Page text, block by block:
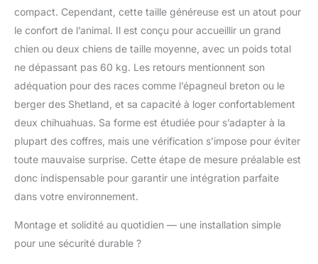
verrouillage de sécurité,
empêche les
ouvertures
accidentelles. De plus,
la stabilité à l'intérieur
du coffre. VOYAGE
FRAIS ET SANS
STRESS : Les grandes
favorisent une
circulation d'air
chien un
compact. Cependant, cette taille généreuse est un atout pour
le confort de l’animal. Il est conçu pour accueillir un grand
chien ou deux chiens de taille moyenne, avec un poids total
ne dépassant pas 60 kg. Les retours mentionnent son
adéquation pour des races comme l’épagneul breton ou le
berger des Shetland, et sa capacité à loger confortablement
deux chihuahuas. Sa forme est étudiée pour s’adapter à la
plupart des coffres, mais une vérification s’impose pour éviter
toute mauvaise surprise. Cette étape de mesure préalable est
donc indispensable pour garantir une intégration parfaite
dans votre environnement.
Montage et solidité au quotidien — une installation simple
pour une sécurité durable ?